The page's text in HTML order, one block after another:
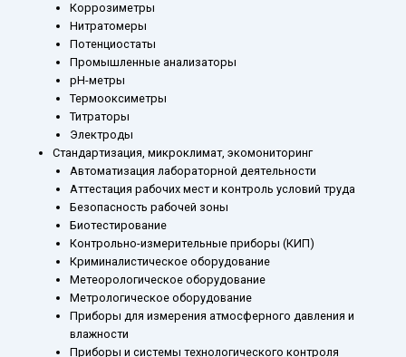
Коррозиметры
Нитратомеры
Потенциостаты
Промышленные анализаторы
рН-метры
Термооксиметры
Титраторы
Электроды
Стандартизация, микроклимат, экомониторинг
Автоматизация лабораторной деятельности
Аттестация рабочих мест и контроль условий труда
Безопасность рабочей зоны
Биотестирование
Контрольно-измерительные приборы (КИП)
Криминалистическое оборудование
Метеорологическое оборудование
Метрологическое оборудование
Приборы для измерения атмосферного давления и
влажности
Приборы и системы технологического контроля